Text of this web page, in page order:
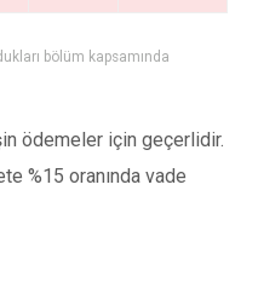
bölüm kapsamında
ödemeler için geçerlidir.
%15 oranında vade